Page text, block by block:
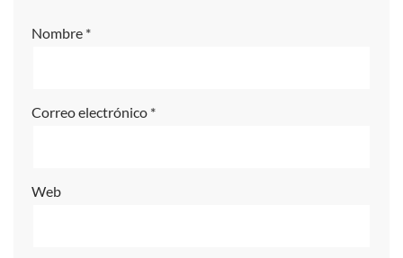
Nombre *
Correo electrónico *
Web
v